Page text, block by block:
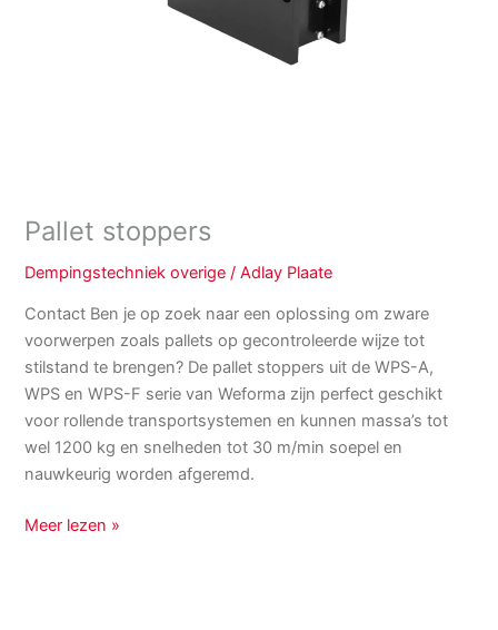
Pallet stoppers
Dempingstechniek overige /Adlay Plaate
Contact Ben je op zoek naar een oplossing om zware
voorwerpen zoals pallets op gecontroleerde wijze tot
stilstand te brengen? De pallet stoppers uit de WPS-A,
WPS en WPS-F serie van Weforma zijn perfect geschikt
voor rollende transportsystemen en kunnen massa’s tot
wel 1200 kg en snelheden tot 30 m/min soepel en
nauwkeurig worden afgeremd.
Meer lezen »